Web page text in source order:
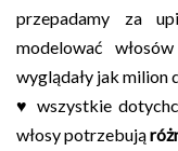
przepadamy za
modelować
wyglądały jak milion
♥ wszystkie
włosy potrzebują